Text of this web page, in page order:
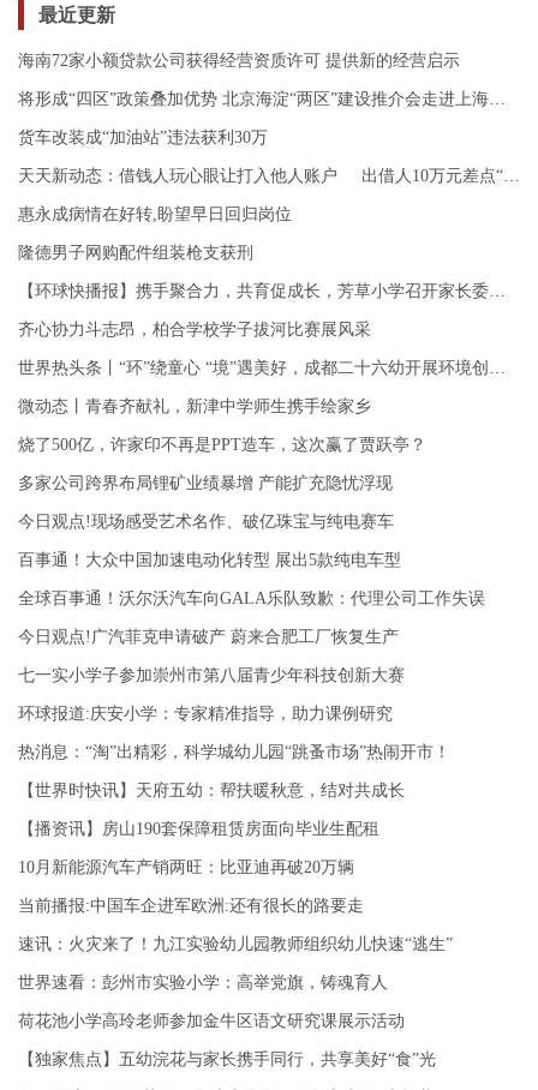
最近更新
海南72家小额贷款公司获得经营资质许可 提供新的经营启示
货车改装成“加油站”违法获利30万
惠永成病情在好转,盼望早日回归岗位
隆德男子网购配件组装枪支获刑
齐心协力斗志昂，柏合学校学子拔河比赛展风采
微动态丨青春齐献礼，新津中学师生携手绘家乡
烧了500亿，许家印不再是PPT造车，这次赢了贾跃亭？
多家公司跨界布局锂矿业绩暴增 产能扩充隐忧浮现
今日观点!现场感受艺术名作、破亿珠宝与纯电赛车
百事通！大众中国加速电动化转型 展出5款纯电车型
全球百事通！沃尔沃汽车向GALA乐队致歉：代理公司工作失误
今日观点!广汽菲克申请破产 蔚来合肥工厂恢复生产
七一实小学子参加崇州市第八届青少年科技创新大赛
环球报道:庆安小学：专家精准指导，助力课例研究
热消息：“淘”出精彩，科学城幼儿园“跳蚤市场”热闹开市！
【世界时快讯】天府五幼：帮扶暖秋意，结对共成长
【播资讯】房山190套保障租赁房面向毕业生配租
10月新能源汽车产销两旺：比亚迪再破20万辆
当前播报:中国车企进军欧洲:还有很长的路要走
速讯：火灾来了！九江实验幼儿园教师组织幼儿快速“逃生”
世界速看：彭州市实验小学：高举党旗，铸魂育人
荷花池小学高玲老师参加金牛区语文研究课展示活动
【独家焦点】五幼浣花与家长携手同行，共享美好“食”光